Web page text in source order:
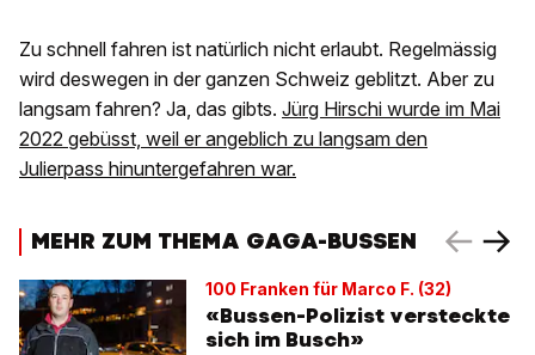
Zu schnell fahren ist natürlich nicht erlaubt. Regelmässig
wird deswegen in der ganzen Schweiz geblitzt. Aber zu
langsam fahren? Ja, das gibts. Jürg Hirschi wurde im Mai
2022 gebüsst, weil er angeblich zu langsam den
Julierpass hinuntergefahren war.
MEHR ZUM THEMA GAGA-BUSSEN
100 Franken für Marco F. (32)
«Bussen-Polizist versteckte
sich im Busch»